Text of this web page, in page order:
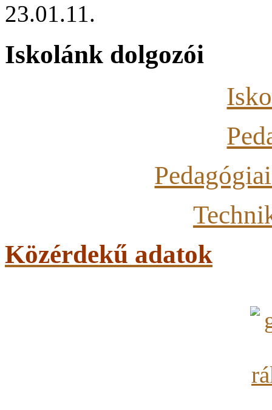
23.01.11.
Iskolánk dolgozói
Közérdekű adatok